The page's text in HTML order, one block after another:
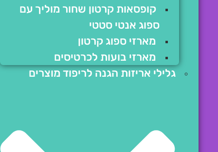
קופסאות קרטון שחור מוליך עם
ספוג אנטי סטטי
מארזי ספוג קרטון
מארזי בועות לכרטיסים
גלילי אריזות הגנה לריפוד מוצרים